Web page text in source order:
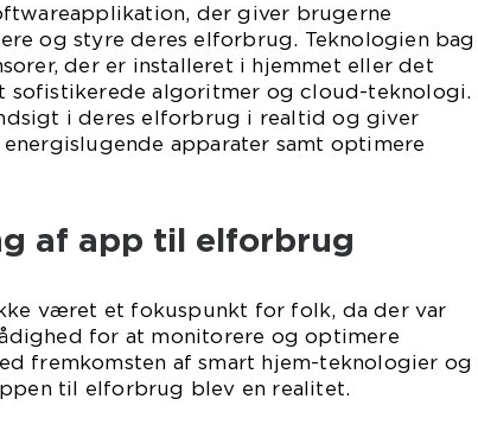
der giver brugerne
og styre deres elforbrug. Teknologien bag
der er installeret i hjemmet eller det
sofistikerede algoritmer og cloud-teknologi.
i deres elforbrug i realtid og giver
apparater samt optimere
af app til elforbrug
været et fokuspunkt for folk, da der var
for at monitorere og optimere
fremkomsten af smart hjem-teknologier og
til elforbrug blev en realitet.